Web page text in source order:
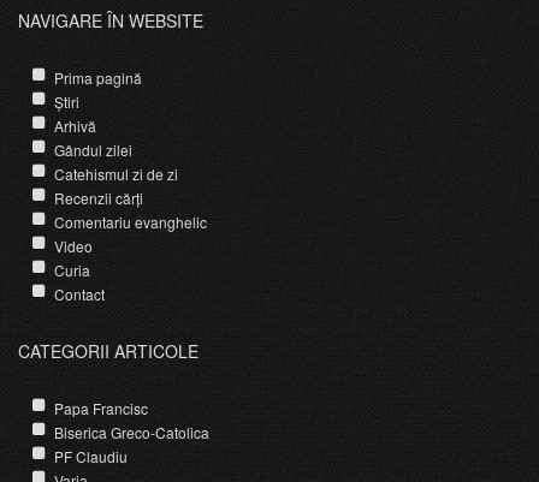
NAVIGARE ÎN WEBSITE
Prima pagină
Știri
Arhivă
Gândul zilei
Catehismul zi de zi
Recenzii cărți
Comentariu evanghelic
Video
Curia
Contact
CATEGORII ARTICOLE
Papa Francisc
Biserica Greco-Catolica
PF Claudiu